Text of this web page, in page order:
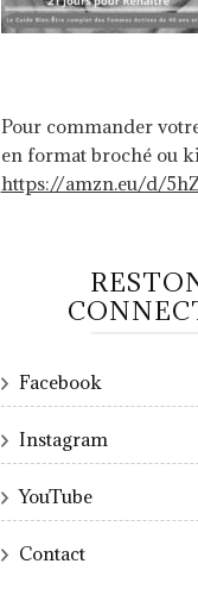
Pour commander
en format broché ou
https://amzn.eu/d/
Facebook
Instagram
YouTube
Contact